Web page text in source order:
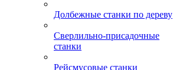
Долбежные станки по дереву
Сверлильно-присадочные
станки
Рейсмусовые станки